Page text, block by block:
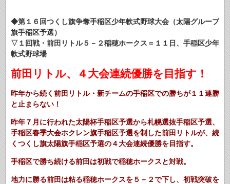
◆第１６回つくし旗争奪手稲区少年軟式野球大会（太陽グループ
旗手稲区予選）
▽１回戦・前田リトル５－２稲穂ホークス＝１１日、手稲区少年
軟式野球場
前田リトル、４大会連続優勝を目指す！
昨年から続く前田リトル・新チームの手稲区での勝ちが１１連勝
と止まらない！
昨年７月に行われた太陽杯手稲区予選から札幌選抜手稲区予選、
手稲区春季大会ホクレン旗手稲区予選を制した前田リトルが、続
くつくし旗太陽旗手稲区予選の４大会連続優勝を目指す。
手稲区で勝ち続ける前田は初戦で稲穂ホークスと対戦。
地力に勝る前田は粘る稲穂ホークスを５－２で下し、初戦突破を